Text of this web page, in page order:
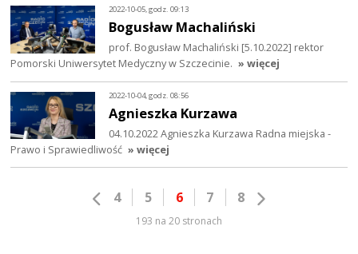
2022-10-05, godz. 09:13
Bogusław Machaliński
prof. Bogusław Machaliński [5.10.2022] rektor
Pomorski Uniwersytet Medyczny w Szczecinie. » więcej
2022-10-04, godz. 08:56
Agnieszka Kurzawa
04.10.2022 Agnieszka Kurzawa Radna miejska -
Prawo i Sprawiedliwość » więcej
4 5 6 7 8
193 na 20 stronach